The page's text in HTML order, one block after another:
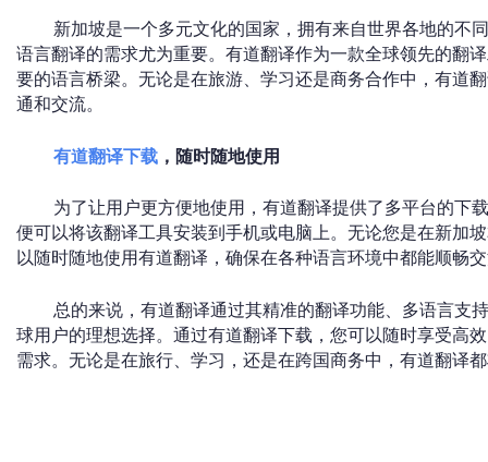
新加坡是一个多元文化的国家，拥有来自世界各地的不
语言翻译的需求尤为重要。有道翻译作为一款全球领先的翻
要的语言桥梁。无论是在旅游、学习还是商务合作中，有道
通和交流。
有道翻译下载，随时随地使用
为了让用户更方便地使用，有道翻译提供了多平台的下
便可以将该翻译工具安装到手机或电脑上。无论您是在新加
以随时随地使用有道翻译，确保在各种语言环境中都能顺畅
总的来说，有道翻译通过其精准的翻译功能、多语言支
球用户的理想选择。通过有道翻译下载，您可以随时享受高
需求。无论是在旅行、学习，还是在跨国商务中，有道翻译